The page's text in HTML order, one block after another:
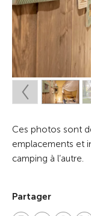
Ces photos sont
emplacements et
camping à l’autre.
Partager